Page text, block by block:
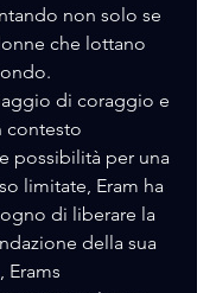
non solo se
che lottano
di coraggio e
contesto
possibilità per una
limitate, Eram ha
di liberare la
della sua
Erams